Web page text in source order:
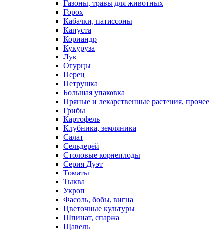
Газоны, травы для животных
Горох
Кабачки, патиссоны
Капуста
Кориандр
Кукуруза
Лук
Огурцы
Перец
Петрушка
Большая упаковка
Пряные и лекарственные растения, прочее
Грибы
Картофель
Клубника, земляника
Салат
Сельдерей
Столовые корнеплоды
Серия Дуэт
Томаты
Тыква
Укроп
Фасоль, бобы, вигна
Цветочные культуры
Шпинат, спаржа
Щавель